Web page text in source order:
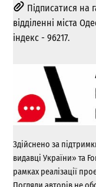
Підписатися на
відділенні міста
індекс - 96217.
Здійснено за
видавці України» та
рамках реалізації